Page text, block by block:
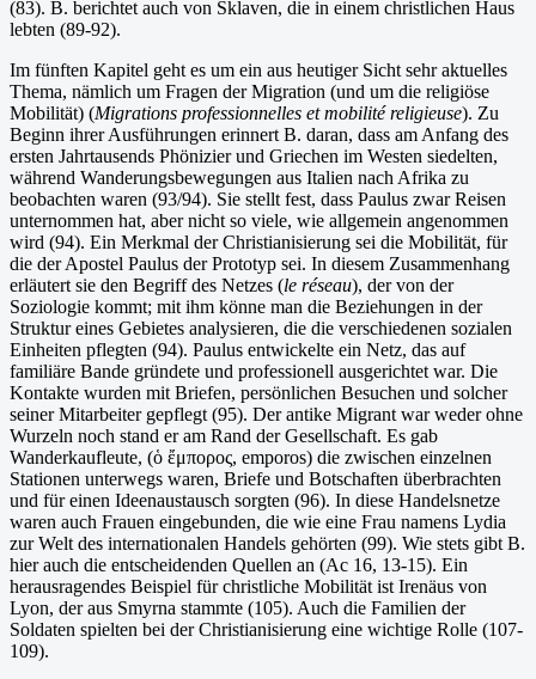
(83). B. berichtet auch von Sklaven, die in einem christlichen Haus
lebten (89-92).
Im fünften Kapitel geht es um ein aus heutiger Sicht sehr aktuelles
Thema, nämlich um Fragen der Migration (und um die religiöse
Mobilität) (Migrations professionnelles et mobilité religieuse). Zu
Beginn ihrer Ausführungen erinnert B. daran, dass am Anfang des
ersten Jahrtausends Phönizier und Griechen im Westen siedelten,
während Wanderungsbewegungen aus Italien nach Afrika zu
beobachten waren (93/94). Sie stellt fest, dass Paulus zwar Reisen
unternommen hat, aber nicht so viele, wie allgemein angenommen
wird (94). Ein Merkmal der Christianisierung sei die Mobilität, für
die der Apostel Paulus der Prototyp sei. In diesem Zusammenhang
erläutert sie den Begriff des Netzes (le réseau), der von der
Soziologie kommt; mit ihm könne man die Beziehungen in der
Struktur eines Gebietes analysieren, die die verschiedenen sozialen
Einheiten pflegten (94). Paulus entwickelte ein Netz, das auf
familiäre Bande gründete und professionell ausgerichtet war. Die
Kontakte wurden mit Briefen, persönlichen Besuchen und solcher
seiner Mitarbeiter gepflegt (95). Der antike Migrant war weder ohne
Wurzeln noch stand er am Rand der Gesellschaft. Es gab
Wanderkaufleute, (ὁ ἔμπορος, emporos) die zwischen einzelnen
Stationen unterwegs waren, Briefe und Botschaften überbrachten
und für einen Ideenaustausch sorgten (96). In diese Handelsnetze
waren auch Frauen eingebunden, die wie eine Frau namens Lydia
zur Welt des internationalen Handels gehörten (99). Wie stets gibt B.
hier auch die entscheidenden Quellen an (Ac 16, 13-15). Ein
herausragendes Beispiel für christliche Mobilität ist Irenäus von
Lyon, der aus Smyrna stammte (105). Auch die Familien der
Soldaten spielten bei der Christianisierung eine wichtige Rolle (107-
109).